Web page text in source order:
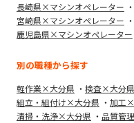
長崎県×マシンオペレーター
宮崎県×マシンオペレーター
鹿児島県×マシンオペレーター
別の職種から探す
軽作業×大分県 検査×大分県
組立・組付け×大分県
加工
清掃・洗浄×大分県
品質管